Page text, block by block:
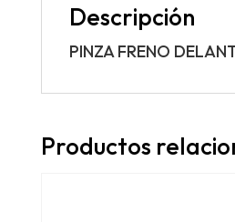
Descripción
PINZA FRENO
Productos